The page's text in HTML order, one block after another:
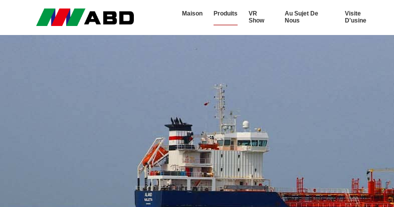
Maison Produits
VR
Show
Au Sujet De
Nous
Visite
D'usine